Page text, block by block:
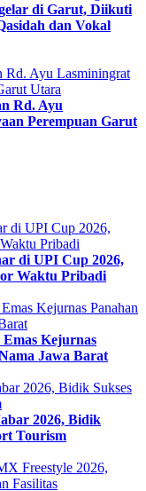
di Garut, Diikuti
dan Vokal
Rd. Ayu
Perempuan Garut
di UPI Cup 2026,
Waktu Pribadi
Kejurnas
Jawa Barat
2026, Bidik
Tourism